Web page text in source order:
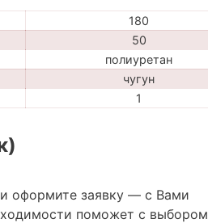
180
50
полиуретан
чугун
1
оформите заявку — с Вами
поможет с выбором